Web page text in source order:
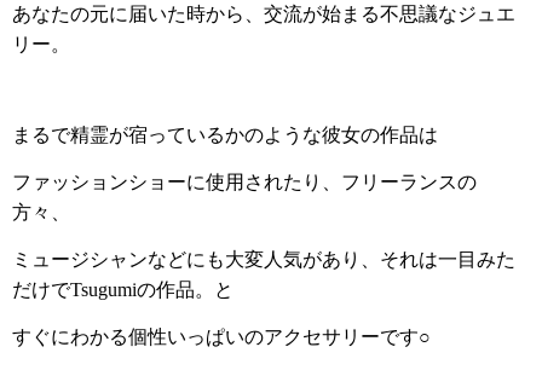
あなたの元に届いた時から、交流が始まる不思議なジュエ
リー。
まるで精霊が宿っているかのような彼女の作品は
ファッションショーに使用されたり、フリーランスの
方々、
ミュージシャンなどにも大変人気があり、それは一目みた
だけでTsugumiの作品。と
すぐにわかる個性いっぱいのアクセサリーです○